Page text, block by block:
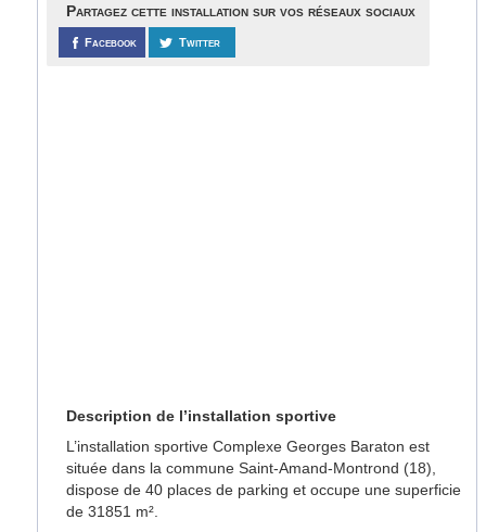
Partagez cette installation sur vos réseaux sociaux
Facebook Twitter
Description de l’installation sportive
L’installation sportive Complexe Georges Baraton est
située dans la commune Saint-Amand-Montrond (18),
dispose de 40 places de parking et occupe une superficie
de 31851 m².